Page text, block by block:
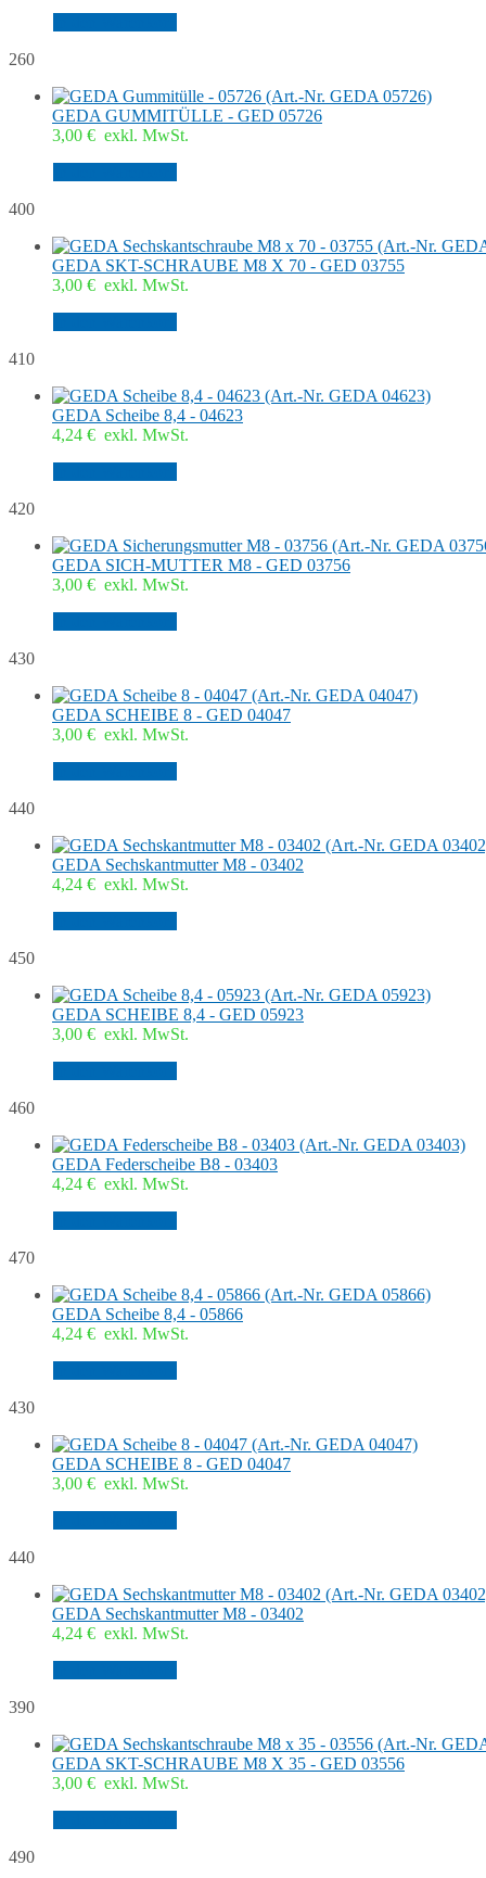
260
GEDA GUMMITÜLLE - GED 05726
3,00 € exkl. MwSt.
400
GEDA SKT-SCHRAUBE M8 X 70 - GED 03755
3,00 € exkl. MwSt.
410
GEDA Scheibe 8,4 - 04623
4,24 € exkl. MwSt.
420
GEDA SICH-MUTTER M8 - GED 03756
3,00 € exkl. MwSt.
430
GEDA SCHEIBE 8 - GED 04047
3,00 € exkl. MwSt.
440
GEDA Sechskantmutter M8 - 03402
4,24 € exkl. MwSt.
450
GEDA SCHEIBE 8,4 - GED 05923
3,00 € exkl. MwSt.
460
GEDA Federscheibe B8 - 03403
4,24 € exkl. MwSt.
470
GEDA Scheibe 8,4 - 05866
4,24 € exkl. MwSt.
430
GEDA SCHEIBE 8 - GED 04047
3,00 € exkl. MwSt.
440
GEDA Sechskantmutter M8 - 03402
4,24 € exkl. MwSt.
390
GEDA SKT-SCHRAUBE M8 X 35 - GED 03556
3,00 € exkl. MwSt.
490